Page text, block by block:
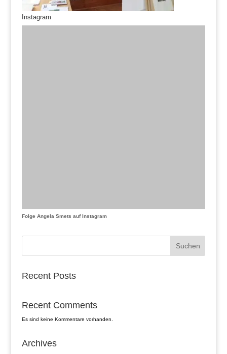
Instagram
Folge Angela Smets auf Instagram
Suchen
Recent Posts
Recent Comments
Es sind keine Kommentare vorhanden.
Archives